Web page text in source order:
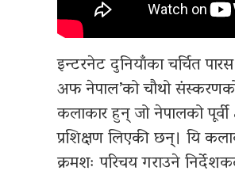
इन्टरनेट दुनियाँका चर्चित
अफ नेपाल’को चौथो
कलाकार हुन् जो नेपालको
प्रशिक्षण लिएकी छन्। यि
क्रमशः परिचय गराउने